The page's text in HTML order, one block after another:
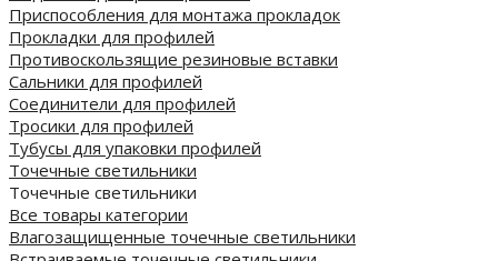
Приспособления для монтажа прокладок
Прокладки для профилей
Противоскользящие резиновые вставки
Сальники для профилей
Соединители для профилей
Тросики для профилей
Тубусы для упаковки профилей
Точечные светильники
Точечные светильники
Все товары категории
Влагозащищенные точечные светильники